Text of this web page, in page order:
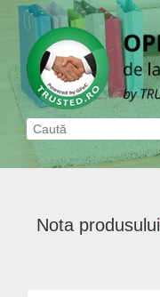
Nota produsului